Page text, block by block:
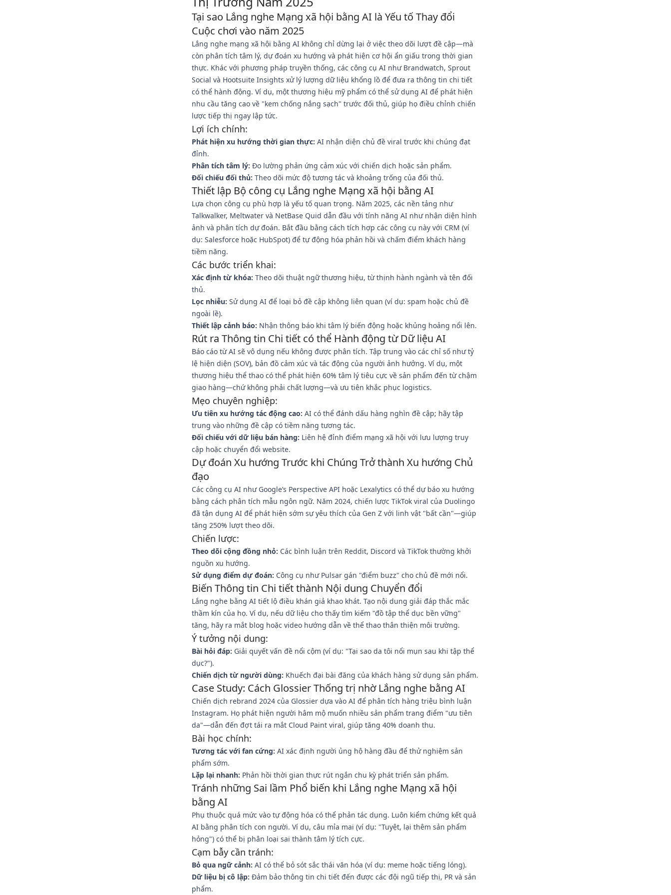
Tại sao Lắng nghe Mạng xã hội bằng AI là Yếu tố Thay đổi
Cuộc chơi vào năm 2025
Lắng nghe mạng xã hội bằng AI không chỉ dừng lại ở việc theo dõi lượt đề cập—mà
còn phân tích tâm lý, dự đoán xu hướng và phát hiện cơ hội ẩn giấu trong thời gian
thực. Khác với phương pháp truyền thống, các công cụ AI như Brandwatch, Sprout
Social và Hootsuite Insights xử lý lượng dữ liệu khổng lồ để đưa ra thông tin chi tiết
có thể hành động. Ví dụ, một thương hiệu mỹ phẩm có thể sử dụng AI để phát hiện
nhu cầu tăng cao về "kem chống nắng sạch" trước đối thủ, giúp họ điều chỉnh chiến
lược tiếp thị ngay lập tức.
Lợi ích chính:
Phát hiện xu hướng thời gian thực: AI nhận diện chủ đề viral trước khi chúng đạt
đỉnh.
Phân tích tâm lý: Đo lường phản ứng cảm xúc với chiến dịch hoặc sản phẩm.
Đối chiếu đối thủ: Theo dõi mức độ tương tác và khoảng trống của đối thủ.
Thiết lập Bộ công cụ Lắng nghe Mạng xã hội bằng AI
Lựa chọn công cụ phù hợp là yếu tố quan trọng. Năm 2025, các nền tảng như
Talkwalker, Meltwater và NetBase Quid dẫn đầu với tính năng AI như nhận diện hình
ảnh và phân tích dự đoán. Bắt đầu bằng cách tích hợp các công cụ này với CRM (ví
dụ: Salesforce hoặc HubSpot) để tự động hóa phản hồi và chấm điểm khách hàng
tiềm năng.
Các bước triển khai:
Xác định từ khóa: Theo dõi thuật ngữ thương hiệu, từ thịnh hành ngành và tên đối
thủ.
Lọc nhiễu: Sử dụng AI để loại bỏ đề cập không liên quan (ví dụ: spam hoặc chủ đề
ngoài lề).
Thiết lập cảnh báo: Nhận thông báo khi tâm lý biến động hoặc khủng hoảng nổi lên.
Rút ra Thông tin Chi tiết có thể Hành động từ Dữ liệu AI
Báo cáo từ AI sẽ vô dụng nếu không được phân tích. Tập trung vào các chỉ số như tỷ
lệ hiện diện (SOV), bản đồ cảm xúc và tác động của người ảnh hưởng. Ví dụ, một
thương hiệu thể thao có thể phát hiện 60% tâm lý tiêu cực về sản phẩm đến từ chậm
giao hàng—chứ không phải chất lượng—và ưu tiên khắc phục logistics.
Mẹo chuyên nghiệp:
Ưu tiên xu hướng tác động cao: AI có thể đánh dấu hàng nghìn đề cập; hãy tập
trung vào những đề cập có tiềm năng tương tác.
Đối chiếu với dữ liệu bán hàng: Liên hệ đỉnh điểm mạng xã hội với lưu lượng truy
cập hoặc chuyển đổi website.
Dự đoán Xu hướng Trước khi Chúng Trở thành Xu hướng Chủ
đạo
Các công cụ AI như Google’s Perspective API hoặc Lexalytics có thể dự báo xu hướng
bằng cách phân tích mẫu ngôn ngữ. Năm 2024, chiến lược TikTok viral của Duolingo
đã tận dụng AI để phát hiện sớm sự yêu thích của Gen Z với linh vật "bất cần"—giúp
tăng 250% lượt theo dõi.
Chiến lược:
Theo dõi cộng đồng nhỏ: Các bình luận trên Reddit, Discord và TikTok thường khởi
nguồn xu hướng.
Sử dụng điểm dự đoán: Công cụ như Pulsar gán "điểm buzz" cho chủ đề mới nổi.
Biến Thông tin Chi tiết thành Nội dung Chuyển đổi
Lắng nghe bằng AI tiết lộ điều khán giả khao khát. Tạo nội dung giải đáp thắc mắc
thầm kín của họ. Ví dụ, nếu dữ liệu cho thấy tìm kiếm "đồ tập thể dục bền vững"
tăng, hãy ra mắt blog hoặc video hướng dẫn về thể thao thân thiện môi trường.
Ý tưởng nội dung:
Bài hỏi đáp: Giải quyết vấn đề nổi cộm (ví dụ: "Tại sao da tôi nổi mụn sau khi tập thể
dục?").
Chiến dịch từ người dùng: Khuếch đại bài đăng của khách hàng sử dụng sản phẩm.
Case Study: Cách Glossier Thống trị nhờ Lắng nghe bằng AI
Chiến dịch rebrand 2024 của Glossier dựa vào AI để phân tích hàng triệu bình luận
Instagram. Họ phát hiện người hâm mộ muốn nhiều sản phẩm trang điểm "ưu tiên
da"—dẫn đến đợt tái ra mắt Cloud Paint viral, giúp tăng 40% doanh thu.
Bài học chính:
Tương tác với fan cứng: AI xác định người ủng hộ hàng đầu để thử nghiệm sản
phẩm sớm.
Lặp lại nhanh: Phản hồi thời gian thực rút ngắn chu kỳ phát triển sản phẩm.
Tránh những Sai lầm Phổ biến khi Lắng nghe Mạng xã hội
bằng AI
Phụ thuộc quá mức vào tự động hóa có thể phản tác dụng. Luôn kiểm chứng kết quả
AI bằng phân tích con người. Ví dụ, câu mỉa mai (ví dụ: "Tuyệt, lại thêm sản phẩm
hỏng") có thể bị phân loại sai thành tâm lý tích cực.
Cạm bẫy cần tránh:
Bỏ qua ngữ cảnh: AI có thể bỏ sót sắc thái văn hóa (ví dụ: meme hoặc tiếng lóng).
Dữ liệu bị cô lập: Đảm bảo thông tin chi tiết đến được các đội ngũ tiếp thị, PR và sản
phẩm.